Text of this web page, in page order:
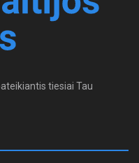
tiesiai Tau